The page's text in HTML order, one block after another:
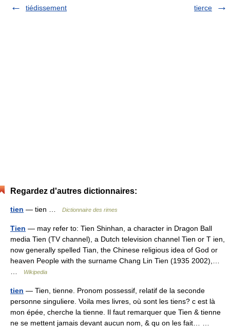
tiédissement
tierce
Regardez d'autres dictionnaires:
tien — tien … Dictionnaire des rimes
Tien — may refer to: Tien Shinhan, a character in Dragon Ball
media Tien (TV channel), a Dutch television channel Tien or T ien,
now generally spelled Tian, the Chinese religious idea of God or
heaven People with the surname Chang Lin Tien (1935 2002),…
…
Wikipedia
tien — Tien, tienne. Pronom possessif, relatif de la seconde
personne singuliere. Voila mes livres, où sont les tiens? c est là
mon épée, cherche la tienne. Il faut remarquer que Tien & tienne
ne se mettent jamais devant aucun nom, & qu on les fait… …